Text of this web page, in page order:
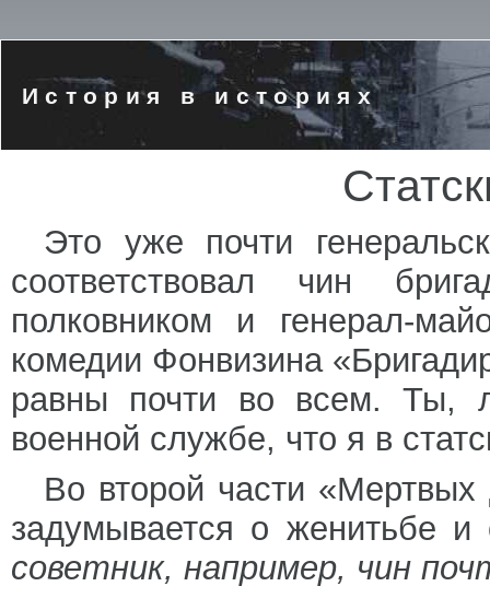
История в историях
Это уже почти
соответствовал чин
полковником и генерал-
комедии Фонвизина
равны почти во всем. Ты,
военной службе, что я в
Во второй части
задумывается о женитьбе
советник, например, чин